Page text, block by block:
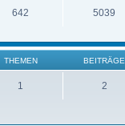
642 5039
THEMEN BEITRÄGE
1 2